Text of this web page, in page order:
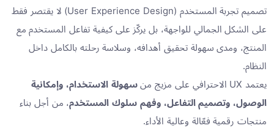
تصميم تجربة المستخدم (User Experience Design) لا يقتصر فقط
على الشكل الجمالي للواجهة، بل يركّز على كيفية تفاعل المستخدم مع
المنتج، ومدى سهولة تحقيق أهدافه، وسلاسة رحلته بالكامل داخل
النظام.
يعتمد UX الاحترافي على مزيج من
سهولة الاستخدام، وإمكانية
الوصول، وتصميم التفاعل، وفهم سلوك المستخدم، من أجل بناء
منتجات رقمية فعّالة وعالية الأداء.